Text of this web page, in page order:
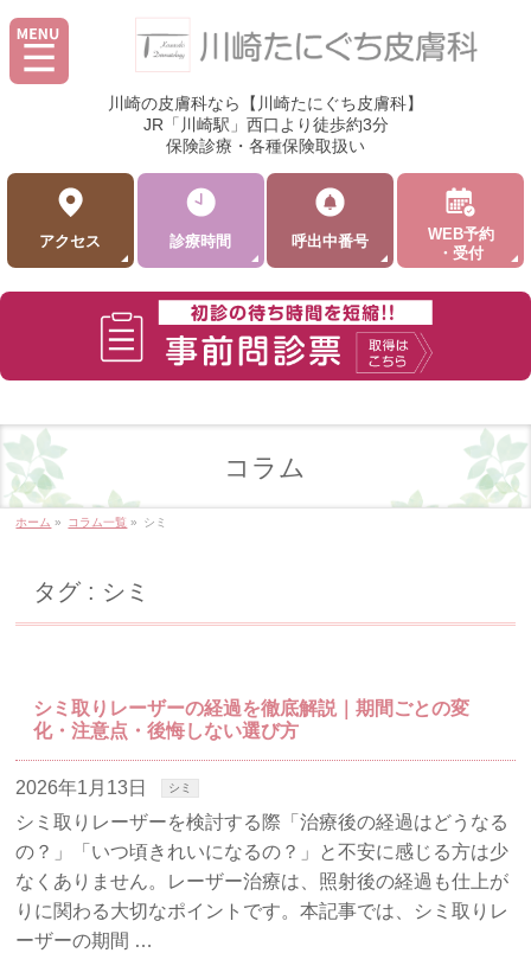
川崎の皮膚科なら【川崎たにぐち皮膚科】
JR「川崎駅」西口より徒歩約3分
保険診療・各種保険取扱い
アクセス 診療時間 呼出中番号
WEB予約
・受付
コラム
ホーム » コラム一覧 » シミ
タグ : シミ
シミ取りレーザーの経過を徹底解説｜期間ごとの変
化・注意点・後悔しない選び方
2026年1月13日 シミ
シミ取りレーザーを検討する際「治療後の経過はどうなる
の？」「いつ頃きれいになるの？」と不安に感じる方は少
なくありません。レーザー治療は、照射後の経過も仕上が
りに関わる大切なポイントです。本記事では、シミ取りレ
ーザーの期間 …